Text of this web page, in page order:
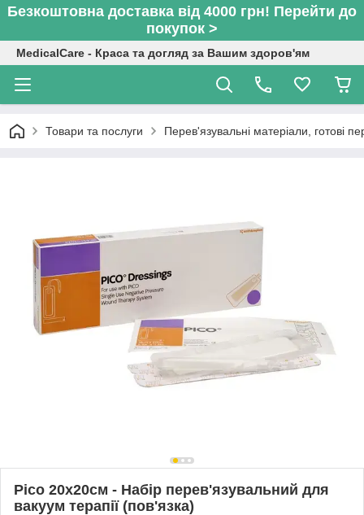
Безкоштовна доставка від 4000 грн! Перейти до
покупок >
MedicalCare - Краса та догляд за Вашим здоров'ям
Товари та послуги Перев'язувальні матеріали, готові
Pico 20x20см - Набір перев'язувальний для
вакуум терапії (пов'язка)